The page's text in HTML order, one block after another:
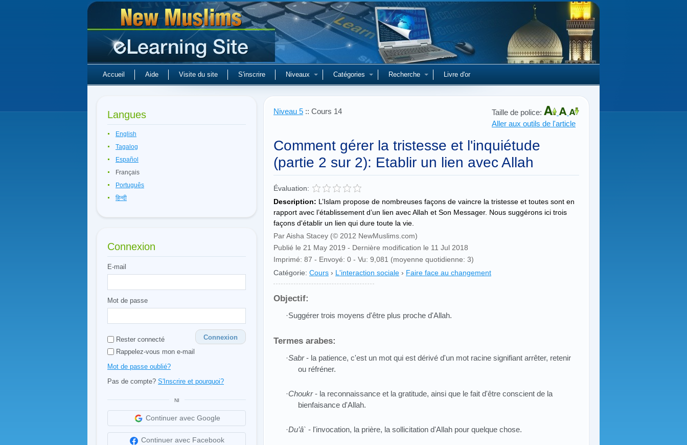
Accueil Aide Visite du site S'inscrire Niveaux Catégories Recherche Livre d'or
Langues
English
Tagalog
Español
Français
Português
हिन्दी
Connexion
E-mail
Mot de passe
Rester connecté
Connexion
Rappelez-vous mon e-mail
Mot de passe oublié?
Pas de compte? S'Inscrire et pourquoi?
NI
Continuer avec Google
Continuer avec Facebook
Niveau 5 :: Cours 14
Taille de police:
Aller aux outils de l'article
Comment gérer la tristesse et l'inquiétude
(partie 2 sur 2): Etablir un lien avec Allah
Évaluation:
Description: L’Islam propose de nombreuses façons de vaincre la tristesse et toutes sont en
rapport avec l’établissement d’un lien avec Allah et Son Messager. Nous suggérons ici trois
façons d'établir un lien qui dure toute la vie.
Par Aisha Stacey (© 2012 NewMuslims.com)
Publié le 21 May 2019 - Dernière modification le 11 Jul 2018
Imprimé: 87 - Envoyé: 0 - Vu: 9,081 (moyenne quotidienne: 3)
Catégorie: Cours › L'interaction sociale › Faire face au changement
Objectif:
·Suggérer trois moyens d'être plus proche d'Allah.
Termes arabes:
·Sabr- la patience, c'est un mot qui est dérivé d'un mot racine signifiant arrêter, retenir
ou réfréner.
·Choukr- la reconnaissance et la gratitude, ainsi que le fait d'être conscient de la
bienfaisance d'Allah.
·Du’â` - l'invocation, la prière, la sollicitation d'Allah pour quelque chose.